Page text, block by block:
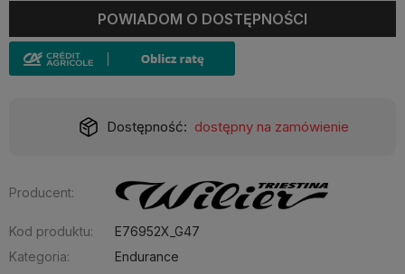
POWIADOM O DOSTĘPNOŚCI
Dostępność: dostępny na zamówienie
Producent:
Kod produktu:
E76952X_G47
Kategoria:
Endurance